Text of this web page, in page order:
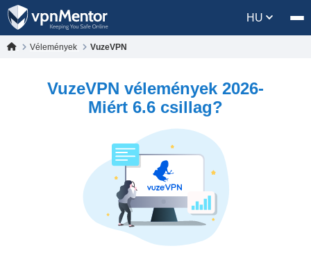
HU
Vélemények VuzeVPN
VuzeVPN vélemények 2026-
Miért 6.6 csillag?